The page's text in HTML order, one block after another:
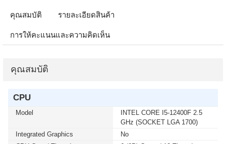
บาท เหลือเพียง 3,690 บาท MICROSOFT WINDOWS 11
เมื่อซื้อพร้อมคอมเซ็ต ลดทันที 750 บาท จากปกติ 5,990
คุณสมบัติ รายละเอียดสินค้า
การให้คะแนนและความคิดเห็น
คุณสมบัติ
CPU
Model
INTEL CORE I5-12400F 2.5
GHz (SOCKET LGA 1700)
Integrated Graphics
No